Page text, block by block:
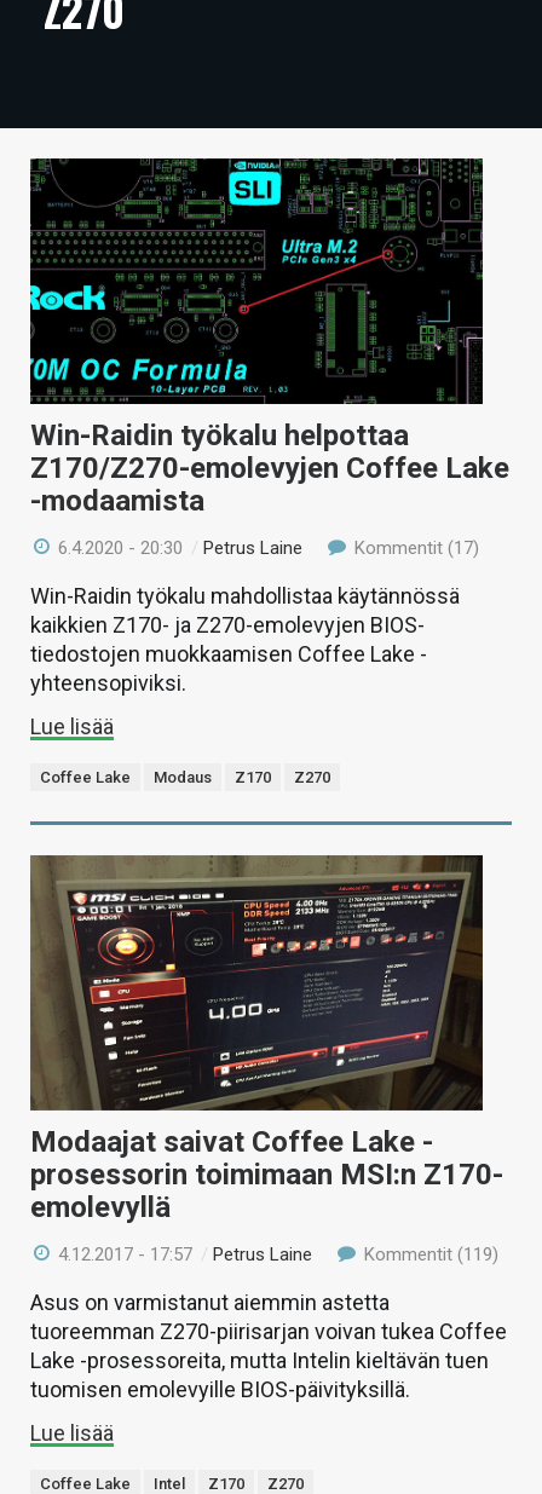
ARTIKKELIT
TECHBBS
TIETOA
HINTA.FI
KAUPPA
VAIHDA TEEMA
HAKU
Win-Raidin työkalu helpottaa
Z170/Z270-emolevyjen Coffee Lake
-modaamista
6.4.2020 - 20:30 / Petrus Laine Kommentit (17)
Win-Raidin työkalu mahdollistaa käytännössä
kaikkien Z170- ja Z270-emolevyjen BIOS-
tiedostojen muokkaamisen Coffee Lake -
yhteensopiviksi.
Lue lisää
Coffee Lake Modaus Z170 Z270
Modaajat saivat Coffee Lake -
prosessorin toimimaan MSI:n Z170-
emolevyllä
4.12.2017 - 17:57 /Petrus Laine Kommentit (119)
Asus on varmistanut aiemmin astetta
tuoreemman Z270-piirisarjan voivan tukea Coffee
Lake -prosessoreita, mutta Intelin kieltävän tuen
tuomisen emolevyille BIOS-päivityksillä.
Lue lisää
Coffee Lake Intel Z170 Z270